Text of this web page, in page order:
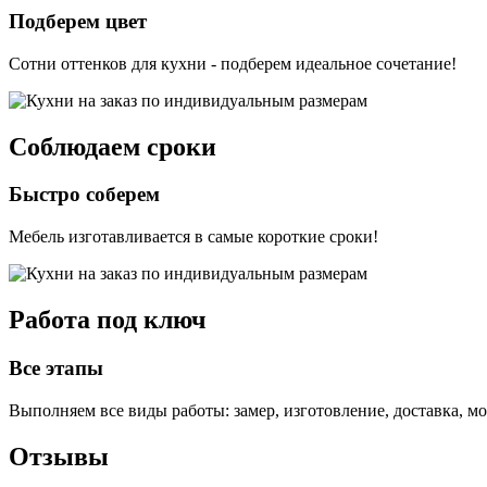
Подберем цвет
Сотни оттенков для кухни - подберем идеальное сочетание!
Соблюдаем сроки
Быстро соберем
Мебель изготавливается в самые короткие сроки!
Работа под ключ
Все этапы
Выполняем все виды работы: замер, изготовление, доставка,
Отзывы